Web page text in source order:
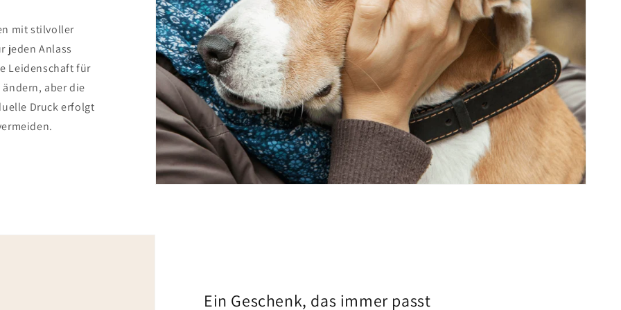
mit stilvoller
jeden Anlass
Leidenschaft für
aber die
Druck erfolgt
Ein Geschenk, das immer passt